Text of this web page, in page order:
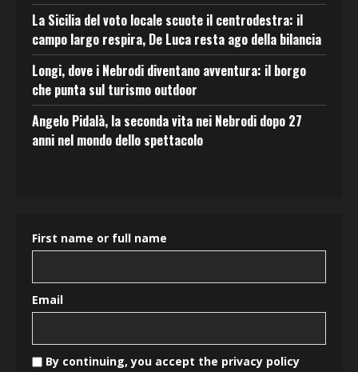
La Sicilia del voto locale scuote il centrodestra: il
campo largo respira, De Luca resta ago della bilancia
Longi, dove i Nebrodi diventano avventura: il borgo
che punta sul turismo outdoor
Angelo Pidalà, la seconda vita nei Nebrodi dopo 27
anni nel mondo dello spettacolo
First name or full name
Email
By continuing, you accept the privacy policy